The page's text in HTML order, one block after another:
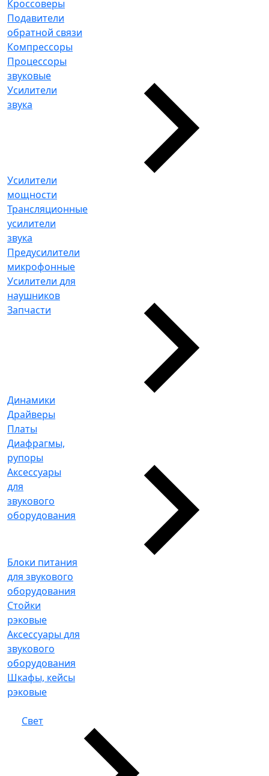
Кроссоверы
Подавители
обратной связи
Компрессоры
Процессоры
звуковые
Усилители
звука
Усилители
мощности
Трансляционные
усилители
звука
Предусилители
микрофонные
Усилители для
наушников
Запчасти
Динамики
Драйверы
Платы
Диафрагмы,
рупоры
Аксессуары
для
звукового
оборудования
Блоки питания
для звукового
оборудования
Стойки
рэковые
Аксессуары для
звукового
оборудования
Шкафы, кейсы
рэковые
Свет